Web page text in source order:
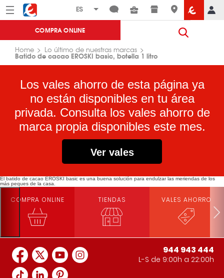
Menú Eroski
COMPRA ONLINE
Home Lo último de nuestras marcas
Batido de cacao EROSKI basic, botella 1 litro
Los vales ahorro de esta página ya
no están disponibles en tu área
privada. Consulta los vales ahorro de
marca propia disponibles este mes.
Ver vales
El batido de cacao EROSKI basic es una buena solución para endulzar las meriendas de los
más peques de la casa.
COMPRA ONLINE TIENDAS VALES AHORRO
944 943 444
L-S de 9:00h a 22:00h